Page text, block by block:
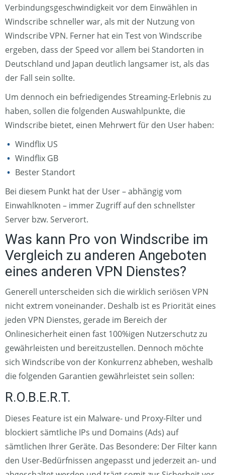
Verbindungsgeschwindigkeit vor dem Einwählen in
Windscribe schneller war, als mit der Nutzung von
Windscribe VPN. Ferner hat ein Test von Windscribe
ergeben, dass der Speed vor allem bei Standorten in
Deutschland und Japan deutlich langsamer ist, als das
der Fall sein sollte.
Um dennoch ein befriedigendes Streaming-Erlebnis zu
haben, sollen die folgenden Auswahlpunkte, die
Windscribe bietet, einen Mehrwert für den User haben:
Windflix US
Windflix GB
Bester Standort
Bei diesem Punkt hat der User – abhängig vom
Einwahlknoten – immer Zugriff auf den schnellster
Server bzw. Serverort.
Was kann Pro von Windscribe im
Vergleich zu anderen Angeboten
eines anderen VPN Dienstes?
Generell unterscheiden sich die wirklich seriösen VPN
nicht extrem voneinander. Deshalb ist es Priorität eines
jeden VPN Dienstes, gerade im Bereich der
Onlinesicherheit einen fast 100%igen Nutzerschutz zu
gewährleisten und bereitzustellen. Dennoch möchte
sich Windscribe von der Konkurrenz abheben, weshalb
die folgenden Garantien gewährleistet sein sollen:
R.O.B.E.R.T.
Dieses Feature ist ein Malware- und Proxy-Filter und
blockiert sämtliche IPs und Domains (Ads) auf
sämtlichen Ihrer Geräte. Das Besondere: Der Filter kann
den User-Bedürfnissen angepasst und jederzeit an- und